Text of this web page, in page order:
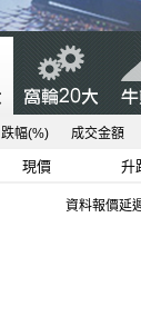
跌幅(%) 成交金額
現價 升
資料報價延